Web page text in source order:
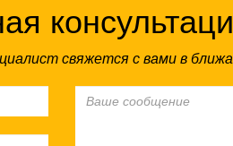
свяжется с вами в